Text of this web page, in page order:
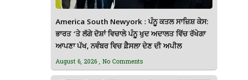
America South Newyork : ਪੰਨੂ ਕਤਲ ਸਾਜ਼ਿਸ਼ ਕੇਸ:
ਭਾਰਤ ‘ਤੇ ਲੱਗੇ ਦੋਸ਼ਾਂ ਵਿਚਾਲੇ ਪੰਨੂ ਖੁਦ ਅਦਾਲਤ ਵਿੱਚ ਰੱਖੇਗਾ
ਆਪਣਾ ਪੱਖ, ਨਵੰਬਰ ਵਿਚ ਫ਼ੈਸਲਾ ਦੇਣ ਦੀ ਅਪੀਲ
August 6, 2026 No Comments